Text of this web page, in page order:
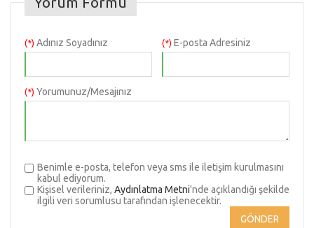
(*) Adınız Soyadınız (*) E-posta Adresiniz
(*) Yorumunuz/Mesajınız
Benimle e-posta, telefon veya sms ile iletişim kurulmasını
kabul ediyorum.
Kişisel verileriniz, Aydınlatma Metni'nde açıklandığı şekilde
ilgili veri sorumlusu tarafından işlenecektir.